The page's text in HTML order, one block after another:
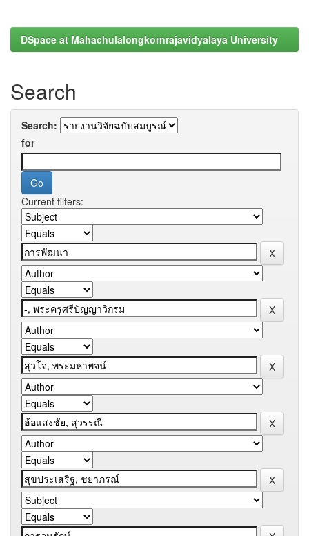
DSpace at Mahachulalongkornrajavidyalaya University
Search
Search:
for
Current filters: